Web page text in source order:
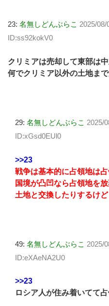
23: 名無しどんぶらこ 2025/08/
ID:ss92kokV0
クリミアは売却して東部は
何でクリミア以外の土地ま
29: 名無しどんぶらこ 2025/
ID:xGsd0EUl0
>>23
戦争は基本的に占領地は
国境が凸凹なら占領地を
土地と交換したりするけど
49: 名無しどんぶらこ 2025/
ID:eXAeNA2U0
>>23
ロシア人が住み着いてて